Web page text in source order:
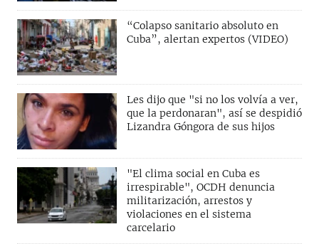
“Colapso sanitario absoluto en
Cuba”, alertan expertos (VIDEO)
Les dijo que "si no los volvía a ver,
que la perdonaran", así se despidió
Lizandra Góngora de sus hijos
"El clima social en Cuba es
irrespirable", OCDH denuncia
militarización, arrestos y
violaciones en el sistema
carcelario